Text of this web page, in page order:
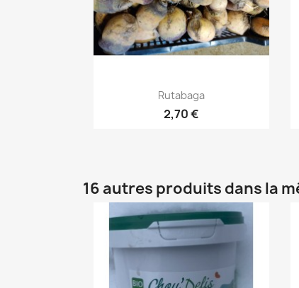
Aperçu rapide
Rutabaga
2,70 €
16 autres produits dans la